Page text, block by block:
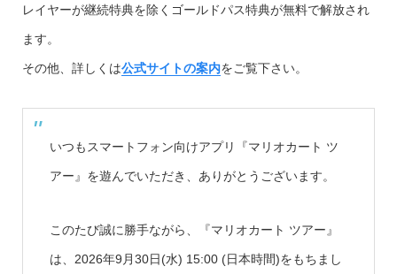
レイヤーが継続特典を除くゴールドパス特典が無料で解放され
ます。
その他、詳しくは公式サイトの案内をご覧下さい。
いつもスマートフォン向けアプリ『マリオカート ツ
アー』を遊んでいただき、ありがとうございます。
このたび誠に勝手ながら、『マリオカート ツアー』
は、2026年9月30日(水) 15:00 (日本時間)をもちまし